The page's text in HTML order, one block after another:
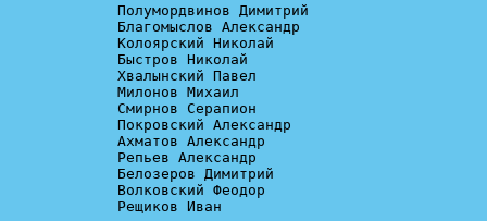
Полумордвинов Димитрий
Благомыслов Александр
Колоярский Николай
Быстров Николай
Хвалынский Павел
Милонов Михаил
Смирнов Серапион
Покровский Александр
Ахматов Александр
Репьев Александр
Белозеров Димитрий
Волковский Феодор
Рещиков Иван